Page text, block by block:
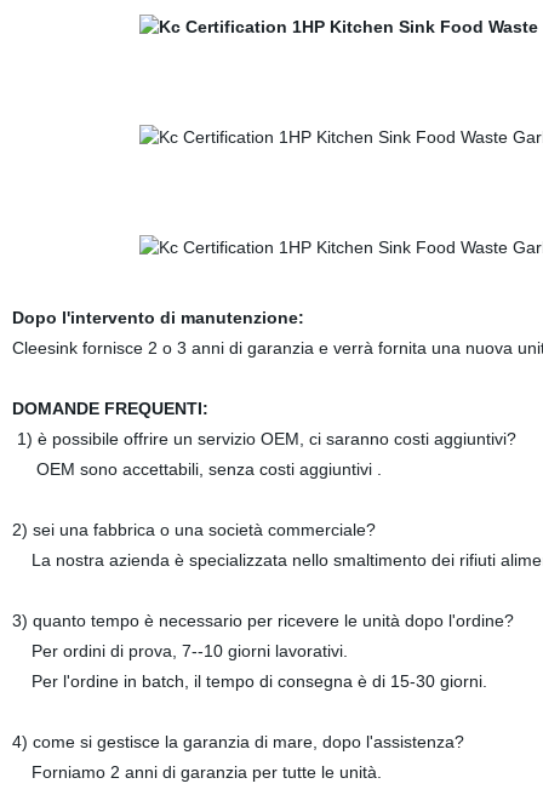
Dopo l'intervento di manutenzione:
Cleesink fornisce 2 o 3 anni di garanzia e verrà fornita una nuova
DOMANDE FREQUENTI:
1) è possibile offrire un servizio OEM, ci saranno costi aggiuntivi?
OEM sono accettabili, senza costi aggiuntivi .
2) sei una fabbrica o una società commerciale?
La nostra azienda è specializzata nello smaltimento dei rifiuti
3) quanto tempo è necessario per ricevere le unità dopo l'ordine?
Per ordini di prova, 7--10 giorni lavorativi.
Per l'ordine in batch, il tempo di consegna è di 15-30 giorni.
4) come si gestisce la garanzia di mare, dopo l'assistenza?
Forniamo 2 anni di garanzia per tutte le unità.